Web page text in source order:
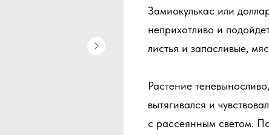
Замиокулькас или
неприхотливо и
листья и запасливые,
Растение
вытягивался и
с рассеянным светом.